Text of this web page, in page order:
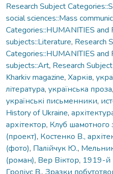
Research Subject
social sciences::Mass
Categories::HUMANITIES and
subjects::Literature, Research
Categories::HUMANITIES and
subjects::Art, Research
Kharkiv magazine, Харків,
література, українська проза,
українські письменники,
History of Ukraine,
архітектор, Клуб шамотного
(проект), Костенко В.,
(фото), Палійчук Ю.,
(роман), Вер Віктор, 1919-й